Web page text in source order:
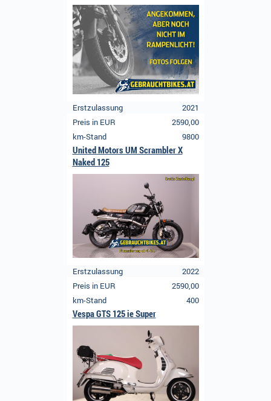
Erstzulassung
2021
Preis in EUR
2590,00
km-Stand
9800
United Motors UM Scrambler X
Naked 125
Erstzulassung
2022
Preis in EUR
2590,00
km-Stand
400
Vespa GTS 125 ie Super